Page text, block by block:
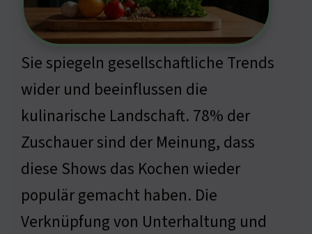
Sie spiegeln gesellschaftliche Trends
wider und beeinflussen die
kulinarische Landschaft. 78% der
Zuschauer sind der Meinung, dass
diese Shows das Kochen wieder
populär gemacht haben. Die
Verknüpfung von Unterhaltung und